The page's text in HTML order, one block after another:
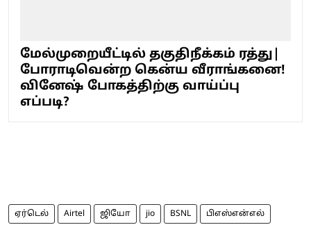
மேல்முறையீட்டில் தகுதிநீக்கம் ரத்து|
போராடிவென்ற கென்ய வீராங்கனை!
வினேஷ் போகத்திற்கு வாய்ப்பு
எப்படி?
ஏர்டெல் Airtel ஜியோ jio BSNL பிஎஸ்என்எல்